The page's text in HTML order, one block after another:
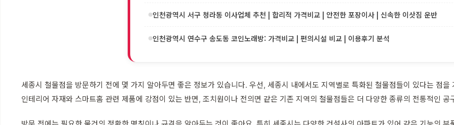
인천광역시 서구 청라동 이사업체 추천 | 합리적 가격비교 | 안전한 포장이사 | 신속한 이삿짐 운반
인천광역시 연수구 송도동 코인노래방: 가격비교 | 편의시설 비교 | 이용후기 분석
세종시 철물점을 방문하기 전에 몇 가지 알아두면 좋은 정보가 있습니다. 우선, 세종시 내에서도 지역별로 특화된 철물점들이 있다는 점
인테리어 자재와 스마트홈 관련 제품에 강점이 있는 반면, 조치원이나 전의면 같은 기존 지역의 철물점들은 더 다양한 종류의 전통적인